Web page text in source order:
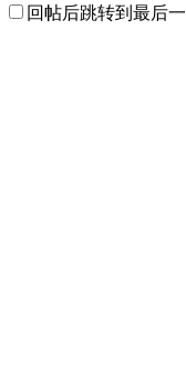
回帖后跳转到最后